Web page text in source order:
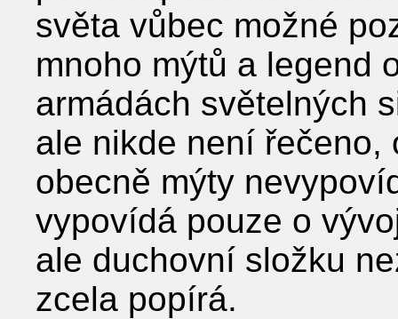
světa vůbec možné
mnoho mýtů a legend
armádách světelných
ale nikde není řečeno,
obecně mýty
vypovídá pouze o
ale duchovní složku
zcela popírá.